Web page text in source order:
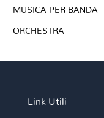
MUSICA PER BANDA
ORCHESTRA
Link Utili